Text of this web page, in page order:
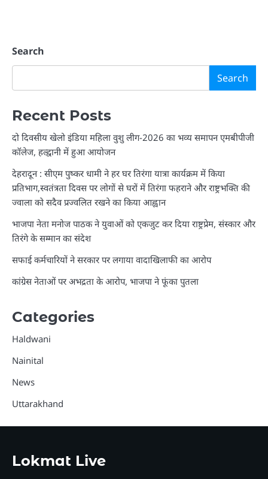
Search
Search
Recent Posts
दो दिवसीय खेलो इंडिया महिला वुशु लीग-2026 का भव्य समापन एमबीपीजी
कॉलेज, हल्द्वानी में हुआ आयोजन
देहरादून : सीएम पुष्कर धामी ने हर घर तिरंगा यात्रा कार्यक्रम में किया
प्रतिभाग,स्वतंत्रता दिवस पर लोगों से घरों में तिरंगा फहराने और राष्ट्रभक्ति की
ज्वाला को सदैव प्रज्वलित रखने का किया आह्वान
भाजपा नेता मनोज पाठक ने युवाओं को एकजुट कर दिया राष्ट्रप्रेम, संस्कार और
तिरंगे के सम्मान का संदेश
सफाई कर्मचारियों ने सरकार पर लगाया वादाखिलाफी का आरोप
कांग्रेस नेताओं पर अभद्रता के आरोप, भाजपा ने फूंका पुतला
Categories
Haldwani
Nainital
News
Uttarakhand
Lokmat Live